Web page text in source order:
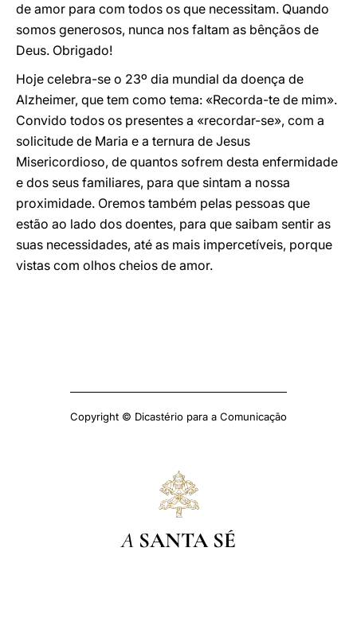
de amor para com todos os que necessitam. Quando
somos generosos, nunca nos faltam as bênçãos de
Deus. Obrigado!
Hoje celebra-se o 23º dia mundial da doença de
Alzheimer, que tem como tema: «Recorda-te de mim».
Convido todos os presentes a «recordar-se», com a
solicitude de Maria e a ternura de Jesus
Misericordioso, de quantos sofrem desta enfermidade
e dos seus familiares, para que sintam a nossa
proximidade. Oremos também pelas pessoas que
estão ao lado dos doentes, para que saibam sentir as
suas necessidades, até as mais impercetíveis, porque
vistas com olhos cheios de amor.
Copyright © Dicastério para a Comunicação
A SANTA SÉ